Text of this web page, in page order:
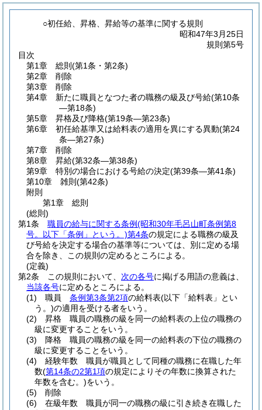
○初任給、昇格、昇給等の基準に関する規則
昭和47年3月25日
規則第5号
目次
第1章
総則 (第1条・第2条)
第2章
削除
第3章
削除
第4章
新たに職員となつた者の職務の級及び号給(第10条
―第18条)
第5章
昇格及び降格(第19条―第23条)
第6章
初任給基準又は給料表の適用を異にする異動(第24
条―第27条)
第7章
削除
第8章
昇給(第32条―第38条)
第9章
特別の場合における号給の決定(第39条―第41条)
第10章
雑則 (第42条)
附則
第1章
総則
(総則)
第1条
職員の給与に関する条例(昭和30年毛呂山町条例第8
号。以下「条例」という。)第4条の規定による職務の級及
び号給を決定する場合の基準等については、別に定める場
合を除き、この規則の定めるところによる。
(定義)
第2条
この規則において、 次の各号に掲げる用語の意義は、
当該各号に定めるところによる。
(1)
職員 条例第3条第2項の給料表(以下「給料表」とい
う。)の適用を受ける者をいう。
(2)
昇格 職員の職務の級を同一の給料表の上位の職務の
級に変更することをいう。
(3)
降格 職員の職務の級を同一の給料表の下位の職務の
級に変更することをいう。
(4)
経験年数 職員が職員として同種の職務に在職した年
数(第14条の2第1項の規定によりその年数に換算された
年数を含む。)をいう。
(5)
削除
(6)
在級年数 職員が同一の職務の級に引き続き在職した